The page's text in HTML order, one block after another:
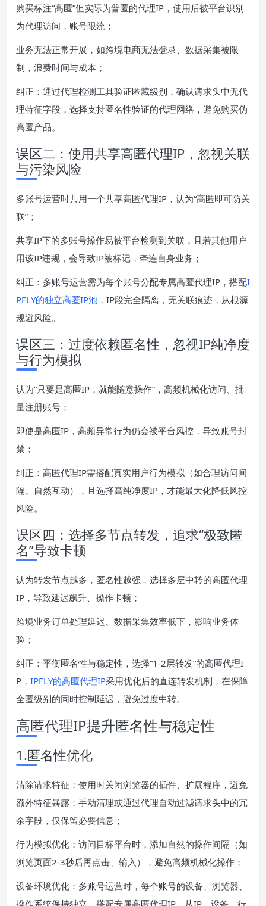
购买标注“高匿”但实际为普匿的代理IP，使用后被平台识别
为代理访问，账号限流；
业务无法正常开展，如跨境电商无法登录、数据采集被限
制，浪费时间与成本；
纠正：通过代理检测工具验证匿藏级别，确认请求头中无代
理特征字段，选择支持匿名性验证的代理网络，避免购买伪
高匿产品。
误区二：使用共享高匿代理IP，忽视关联
与污染风险
多账号运营时共用一个共享高匿代理IP，认为“高匿即可防关
联”；
共享IP下的多账号操作易被平台检测到关联，且若其他用户
用该IP违规，会导致IP被标记，牵连自身业务；
纠正：多账号运营需为每个账号分配专属高匿代理IP，搭配I
PFLY的独立高匿IP池 ，IP段完全隔离，无关联痕迹，从根源
规避风险。
误区三：过度依赖匿名性，忽视IP纯净度
与行为模拟
认为“只要是高匿IP，就能随意操作”，高频机械化访问、批
量注册账号；
即使是高匿IP，高频异常行为仍会被平台风控，导致账号封
禁；
纠正：高匿代理IP需搭配真实用户行为模拟（如合理访问间
隔、自然互动），且选择高纯净度IP，才能最大化降低风控
风险。
误区四：选择多节点转发，追求“极致匿
名”导致卡顿
认为转发节点越多，匿名性越强，选择多层中转的高匿代理
IP，导致延迟飙升、操作卡顿；
跨境业务订单处理延迟、数据采集效率低下，影响业务体
验；
纠正：平衡匿名性与稳定性，选择“1-2层转发”的高匿代理I
P， IPFLY的高匿代理IP采用优化后的直连转发机制，在保障
全匿级别的同时控制延迟，避免过度中转。
高匿代理IP提升匿名性与稳定性
1.匿名性优化
清除请求特征：使用时关闭浏览器的插件、扩展程序，避免
额外特征暴露；手动清理或通过代理自动过滤请求头中的冗
余字段，仅保留必要信息；
行为模拟优化：访问目标平台时，添加自然的操作间隔（如
浏览页面2-3秒后再点击、输入），避免高频机械化操作；
设备环境优化：多账号运营时，每个账号的设备、浏览器、